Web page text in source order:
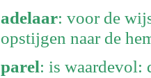
adelaar: voor de
opstijgen naar de
parel: is waardevol: